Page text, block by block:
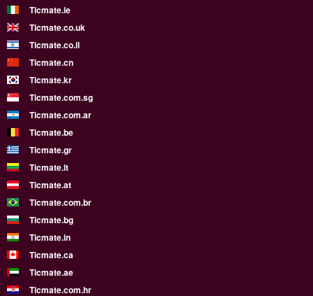
Ticmate.ie
Ticmate.co.uk
Ticmate.co.il
Ticmate.cn
Ticmate.kr
Ticmate.com.sg
Ticmate.com.ar
Ticmate.be
Ticmate.gr
Ticmate.lt
Ticmate.at
Ticmate.com.br
Ticmate.bg
Ticmate.in
Ticmate.ca
Ticmate.ae
Ticmate.com.hr